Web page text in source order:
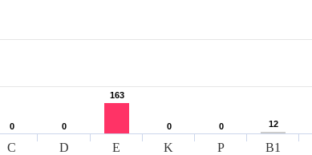
0
0 0
0
163
163
0
0 0
0 12
12
C D E K P B1